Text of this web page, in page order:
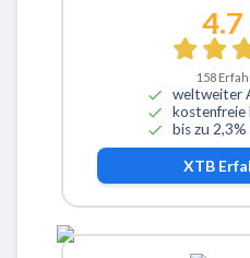
4.7
158
weltweiter
kostenfreie
bis zu 2,3%
XTB